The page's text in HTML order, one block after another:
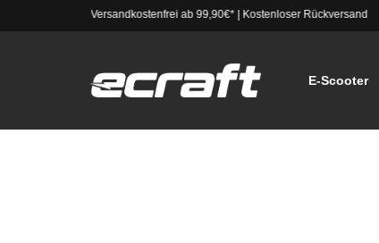
Versandkostenfrei ab 99,90€*| Kostenloser Rückversand
E-Scooter